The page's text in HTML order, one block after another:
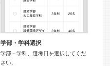
学部・学科選択
学部・学科、選考日を選択してくだ
さい。